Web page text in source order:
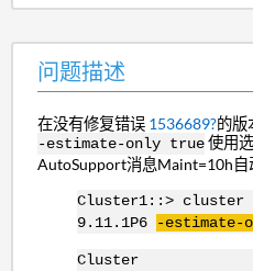
问题描述
在没有修复错误 1536689?的版
-estimate-only true使用
AutoSupport消息Maint=10h自
Cluster1::> cluster
9.11.1P6
-estimate-
Cluster